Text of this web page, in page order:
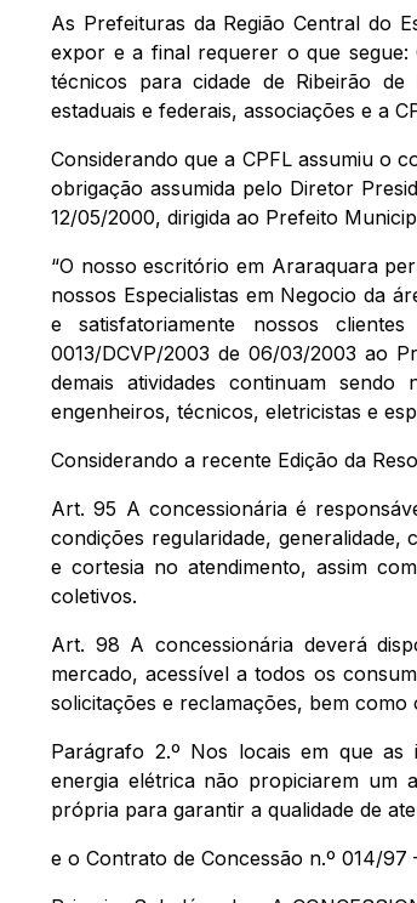
As Prefeituras da Região Central do
expor e a final requerer o que segue:
técnicos para cidade de Ribeirão de
estaduais e federais, associações e a
Considerando que a CPFL assumiu o
obrigação assumida pelo Diretor
12/05/2000, dirigida ao Prefeito
“O nosso escritório em Araraquara
nossos Especialistas em Negocio da
e satisfatoriamente nossos
0013/DCVP/2003 de 06/03/2003 ao
demais atividades continuam sendo
engenheiros, técnicos, eletricistas e
Considerando a recente Edição da
Art. 95 A concessionária é
condições regularidade, generalidade,
e cortesia no atendimento, assim
coletivos.
Art. 98 A concessionária deverá
mercado, acessível a todos os
solicitações e reclamações, bem
Parágrafo 2.º Nos locais em que as
energia elétrica não propiciarem um
própria para garantir a qualidade de
e o Contrato de Concessão n.º 014/97